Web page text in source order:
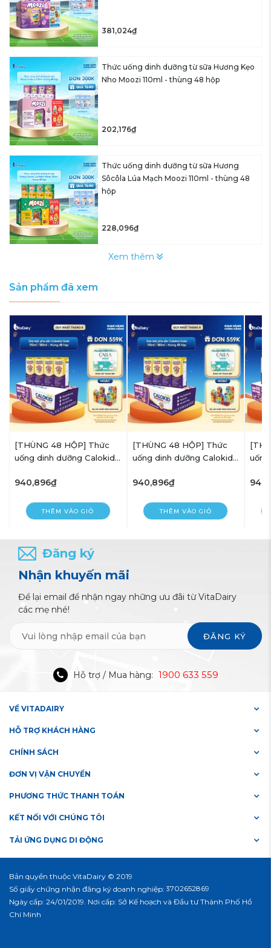
381,024₫
Thức uống dinh dưỡng từ sữa Hương Kẹo
Nho Moozi 110ml - thùng 48 hộp
202,176₫
Thức uống dinh dưỡng từ sữa Hương
Sôcôla Lúa Mạch Moozi 110ml - thùng 48
hộp
228,096₫
Xem thêm
Sản phẩm đã xem
[THÙNG 48 HỘP] Thức
uống dinh dưỡng Calokid
dễ uống, Bé thích mê
940,896₫
THÊM VÀO GIỎ
[THÙNG 48 HỘP] Thức
uống dinh dưỡng Calokid
dễ uống, Bé thích mê
940,896₫
THÊM VÀO GIỎ
dễ
Đăng ký
Nhận khuyến mãi
Để lại email để nhận ngay những ưu đãi từ VitaDairy
các mẹ nhé!
ĐĂNG KÝ
Hỗ trợ / Mua hàng: 1900 633 559
VỀ VITADAIRY
HỖ TRỢ KHÁCH HÀNG
CHÍNH SÁCH
ĐƠN VỊ VẬN CHUYỂN
PHƯƠNG THỨC THANH TOÁN
KẾT NỐI VỚI CHÚNG TÔI
TẢI ỨNG DỤNG DI ĐỘNG
Bản quyền thuộc VitaDairy © 2019
Số giấy chứng nhận đăng ký doanh nghiệp:#3702652869
Ngày cấp: 24/01/2019. Nơi cấp: Sở Kế hoạch và Đầu tư Thành Phố Hồ
Chí Minh